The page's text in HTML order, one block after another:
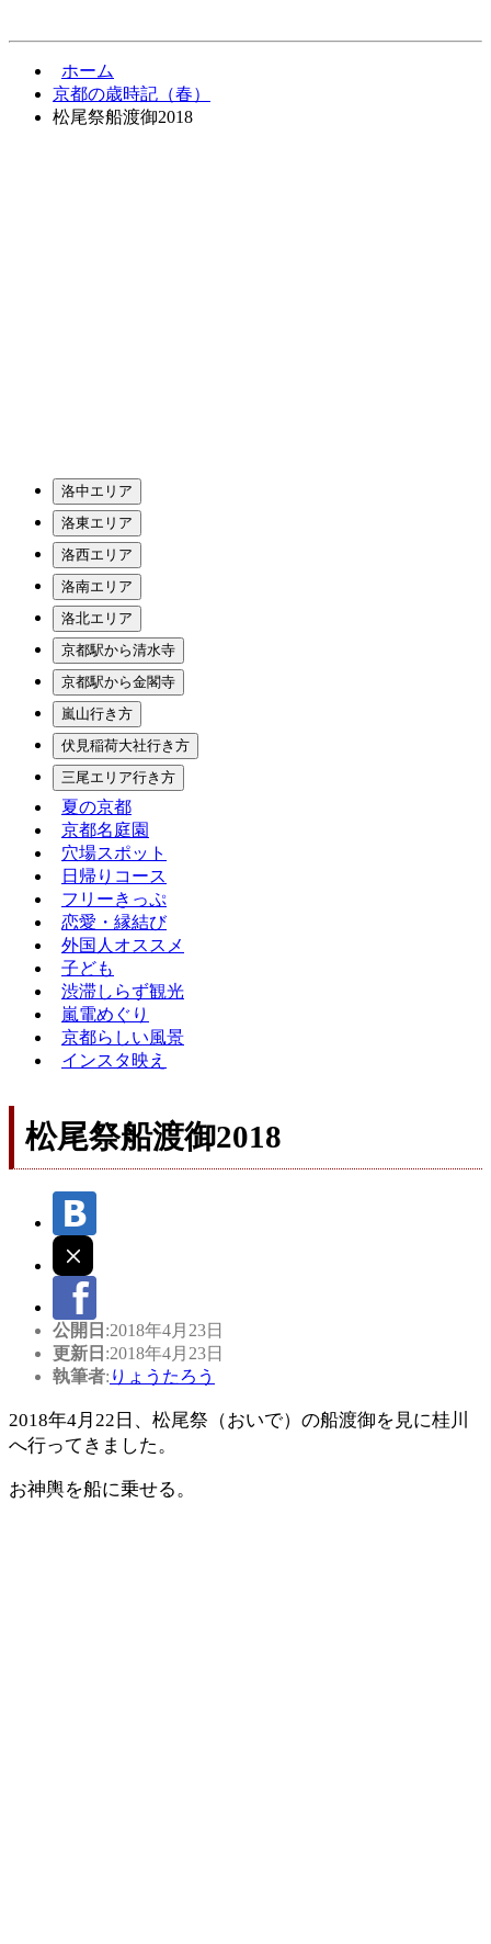
ホーム
京都の歳時記（春）
松尾祭船渡御2018
洛中エリア
洛東エリア
洛西エリア
洛南エリア
洛北エリア
京都駅から清水寺
京都駅から金閣寺
嵐山行き方
伏見稲荷大社行き方
三尾エリア行き方
夏の京都
京都名庭園
穴場スポット
日帰りコース
フリーきっぷ
恋愛・縁結び
外国人オススメ
子ども
渋滞しらず観光
嵐電めぐり
京都らしい風景
インスタ映え
松尾祭船渡御2018
公開日 :2018年4月23日
更新日 :2018年4月23日
執筆者: りょうたろう
2018年4月22日、松尾祭（おいで）の船渡御を見に桂川
へ行ってきました。
お神輿を船に乗せる。